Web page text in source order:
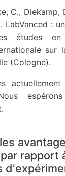
C., Diekamp,
LabVanced :
études
sur
(Cologne).
rapport